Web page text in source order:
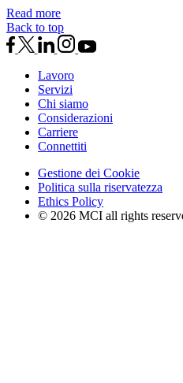
Read more
Back to top
Lavoro
Servizi
Chi siamo
Considerazioni
Carriere
Connettiti
Gestione dei Cookie
Politica sulla riservatezza
Ethics Policy
© 2026 MCI all rights